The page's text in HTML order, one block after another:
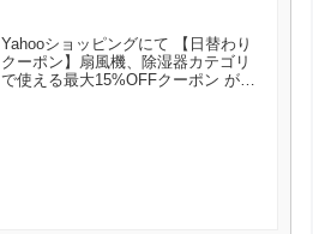
Yahooショッピングにて 【日替わり
クーポン】扇風機、除湿器カテゴリ
で使える最大15%OFFクーポン が発